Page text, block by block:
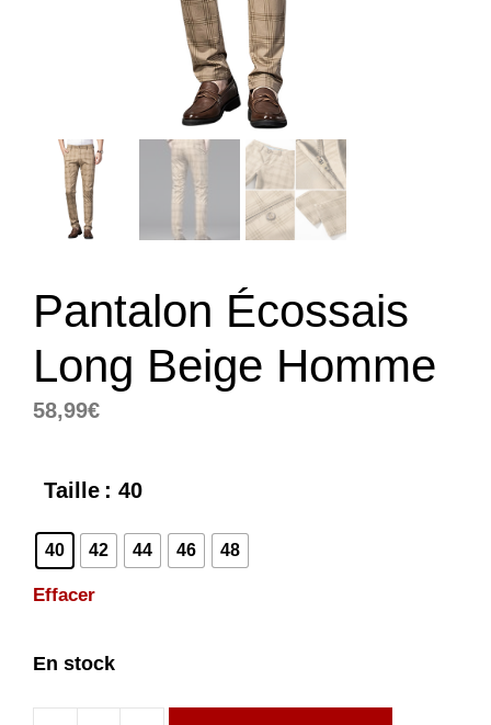
Pantalon Écossais
Long Beige Homme
58,99€
Taille : 40
40 42 44 46 48
Effacer
En stock